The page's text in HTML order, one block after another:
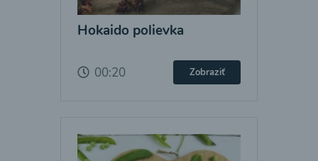
Hokaido polievka
00:20 Zobraziť